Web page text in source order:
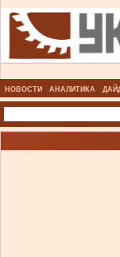
НОВОСТИ АНАЛИТИКА